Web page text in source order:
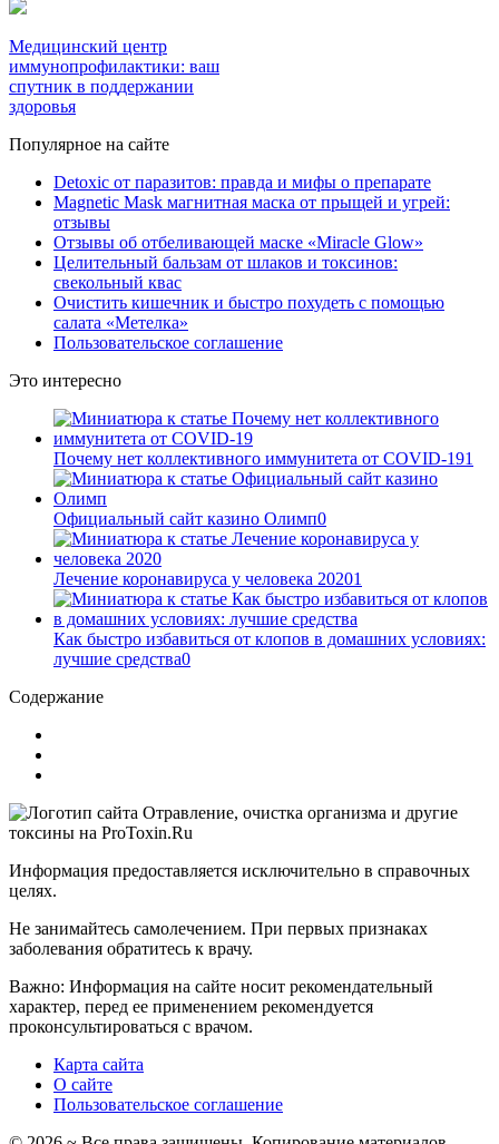
Медицинский центр
иммунопрофилактики: ваш
спутник в поддержании
здоровья
Популярное на сайте
Detoxic от паразитов: правда и мифы о препарате
Magnetic Mask магнитная маска от прыщей и угрей:
отзывы
Отзывы об отбеливающей маске «Miracle Glow»
Целительный бальзам от шлаков и токсинов:
свекольный квас
Очистить кишечник и быстро похудеть с помощью
салата «Метелка»
Пользовательское соглашение
Это интересно
Почему нет коллективного иммунитета от COVID-191
Официальный сайт казино Олимп0
Лечение коронавируса у человека 20201
Как быстро избавиться от клопов в домашних условиях:
лучшие средства0
Содержание
Информация предоставляется исключительно в справочных
целях.
Не занимайтесь самолечением. При первых признаках
заболевания обратитесь к врачу.
Важно: Информация на сайте носит рекомендательный
характер, перед ее применением рекомендуется
проконсультироваться с врачом.
Карта сайта
О сайте
Пользовательское соглашение